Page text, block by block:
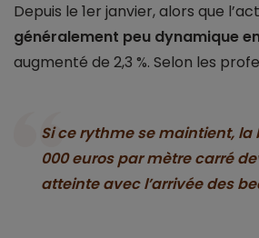
Depuis le 1er janvier, alors que
généralement peu dynamique
augmenté de 2,3 %. Selon les
Si ce rythme se maintient, la
000 euros par mètre carré
atteinte avec l’arrivée des